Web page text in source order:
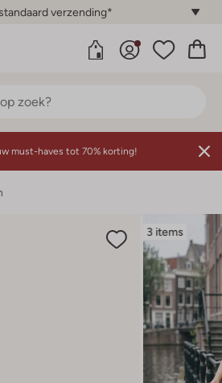
verzending*
must-haves tot 70% korting!
3 items